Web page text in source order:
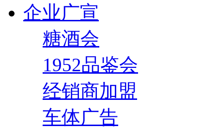
企业广宣
糖酒会
1952品鉴会
经销商加盟
车体广告